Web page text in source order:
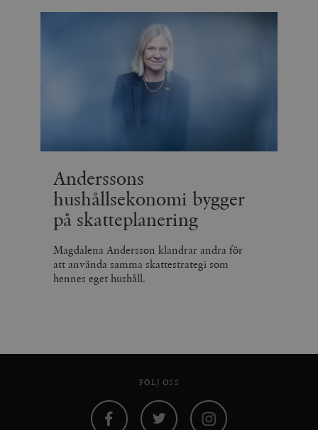
Anderssons
hushållsekonomi bygger
på skatteplanering
Magdalena Andersson klandrar andra för
att använda samma skattestrategi som
hennes eget hushåll.
FÖLJ OSS